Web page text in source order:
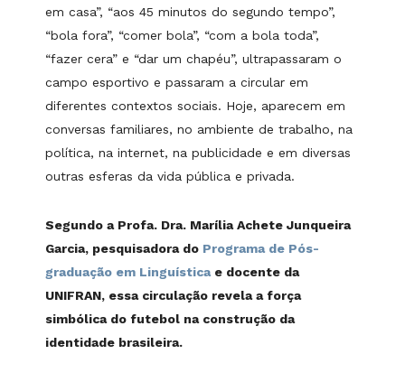
em casa”, “aos 45 minutos do segundo tempo”,
“bola fora”, “comer bola”, “com a bola toda”,
“fazer cera” e “dar um chapéu”, ultrapassaram o
campo esportivo e passaram a circular em
diferentes contextos sociais. Hoje, aparecem em
conversas familiares, no ambiente de trabalho, na
política, na internet, na publicidade e em diversas
outras esferas da vida pública e privada.
Segundo a Profa. Dra. Marília Achete Junqueira
Garcia, pesquisadora do Programa de Pós-
graduação em Linguísticae docente da
UNIFRAN, essa circulação revela a força
simbólica do futebol na construção da
identidade brasileira.